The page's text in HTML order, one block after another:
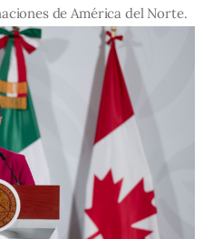
de América del Norte.